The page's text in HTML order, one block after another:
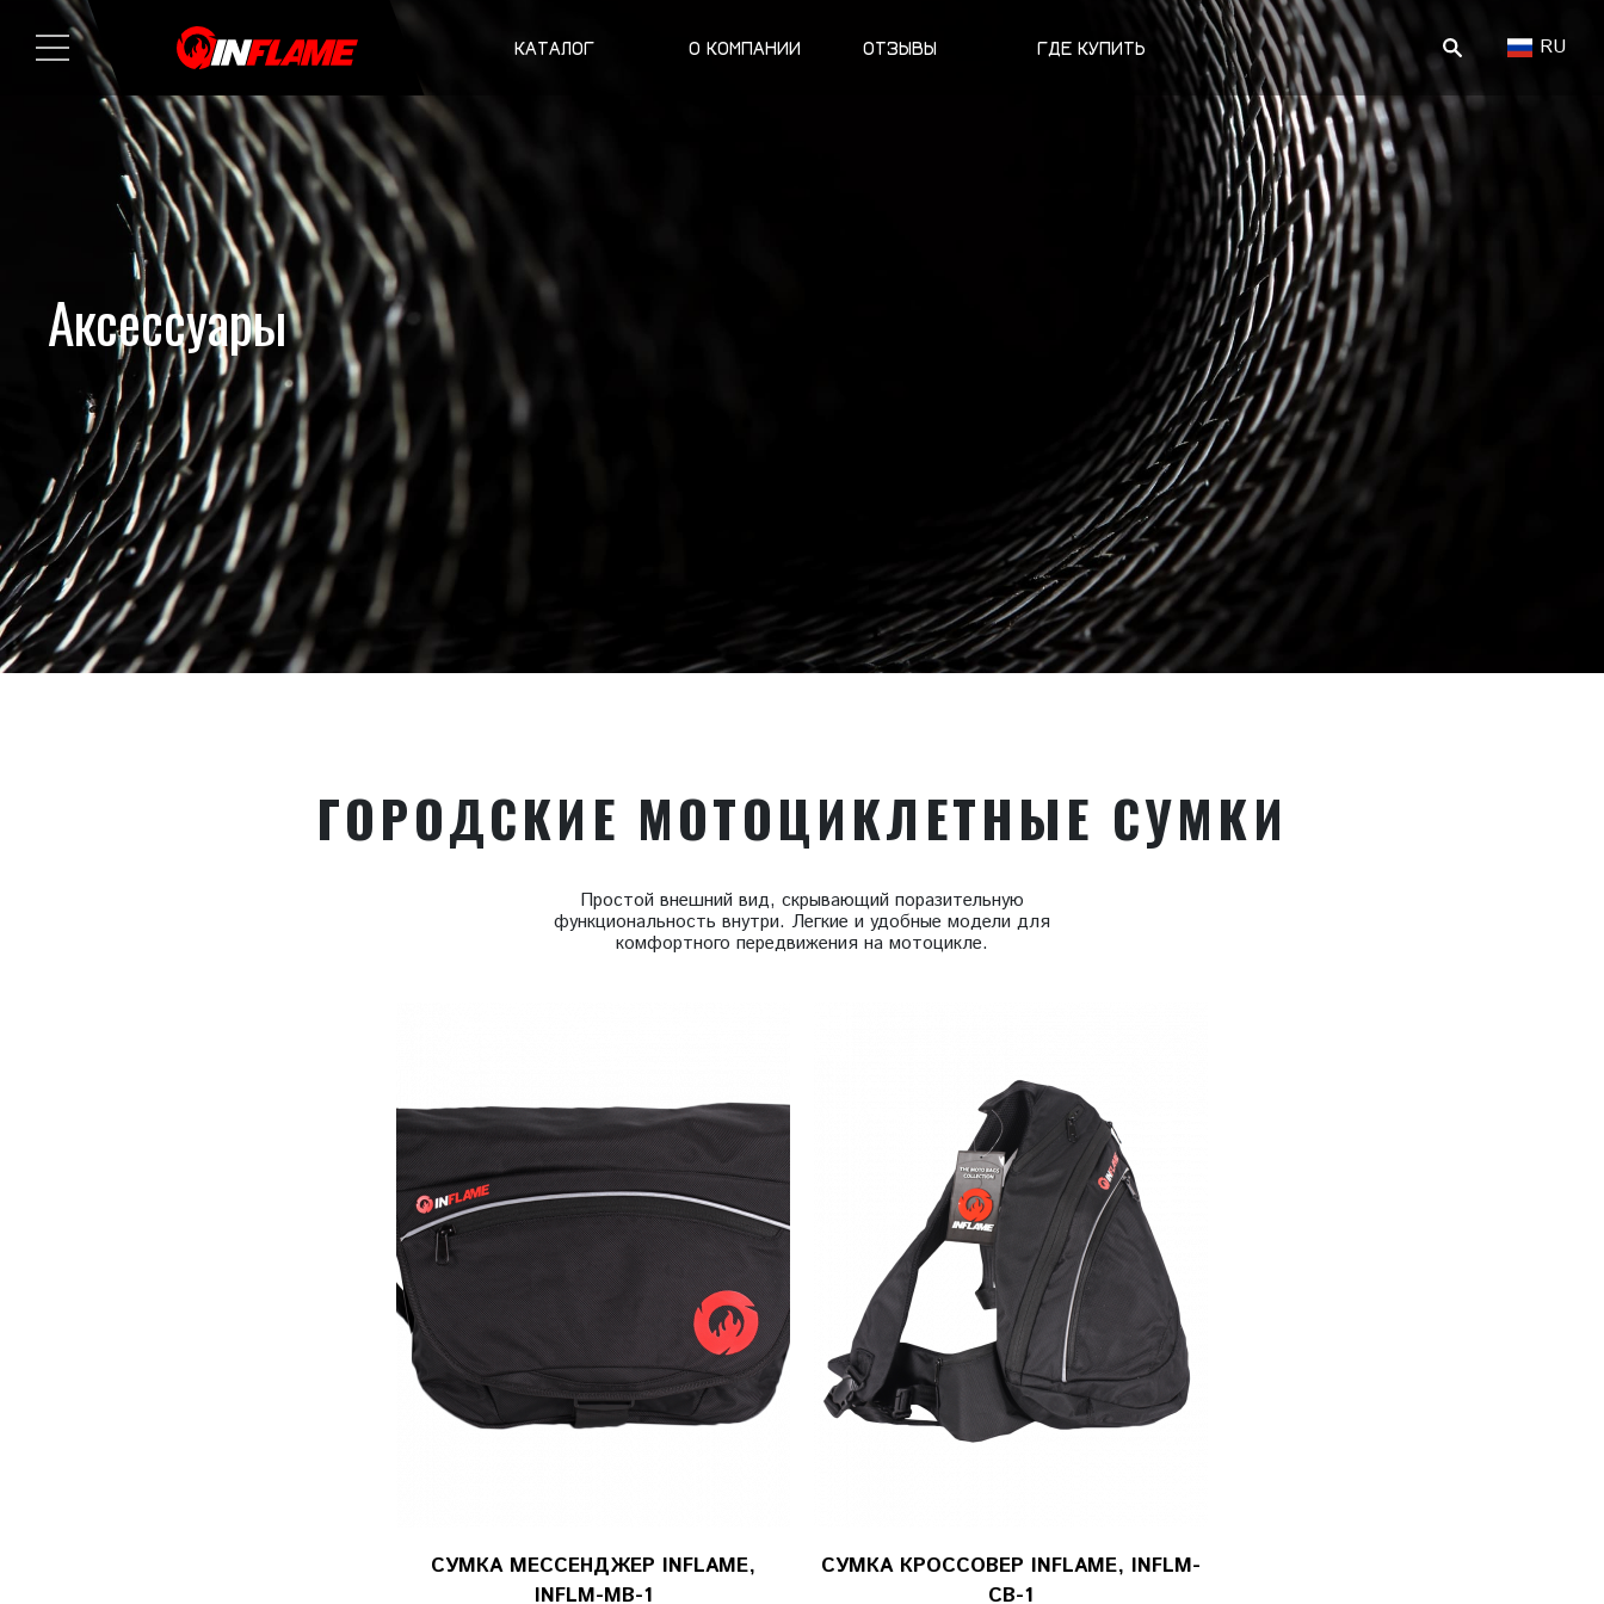
КАТАЛОГ О КОМПАНИИ ОТЗЫВЫ ГДЕ КУПИТЬ ПОИСК RU
Аксессуары
ГОРОДСКИЕ МОТОЦИКЛЕТНЫЕ СУМКИ
Простой внешний вид, скрывающий поразительную
функциональность внутри. Легкие и удобные модели для
комфортного передвижения на мотоцикле.
СУМКА МЕССЕНДЖЕР INFLAME,
INFLM-MB-1
СУМКА КРОССОВЕР INFLAME, INFLM-
CB-1